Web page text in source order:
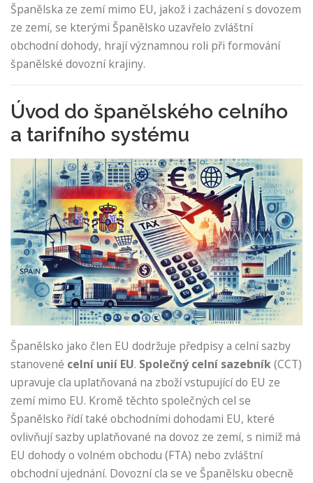
Španělska ze zemí mimo EU, jakož i zacházení s dovozem
ze zemí, se kterými Španělsko uzavřelo zvláštní
obchodní dohody, hrají významnou roli při formování
španělské dovozní krajiny.
Úvod do španělského celního
a tarifního systému
Španělsko jako člen EU dodržuje předpisy a celní sazby
stanovené celní unií EU. Společný celní sazebník(CCT)
upravuje cla uplatňovaná na zboží vstupující do EU ze
zemí mimo EU. Kromě těchto společných cel se
Španělsko řídí také obchodními dohodami EU, které
ovlivňují sazby uplatňované na dovoz ze zemí, s nimiž má
EU dohody o volném obchodu (FTA) nebo zvláštní
obchodní ujednání. Dovozní cla se ve Španělsku obecně